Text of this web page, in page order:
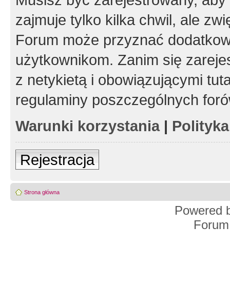
zajmuje tylko kilka chwil, ale
Forum może przyznać
użytkownikom. Zanim się
z netykietą i obowiązującymi
regulaminy poszczególnych
Warunki korzystania|
Rejestracja
Strona główna
Powered